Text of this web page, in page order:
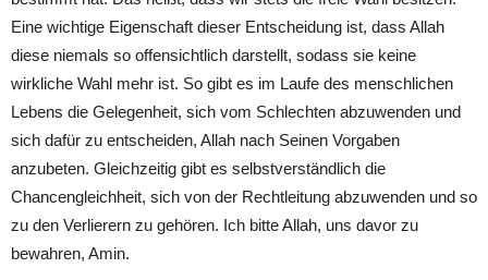
Eine wichtige Eigenschaft dieser Entscheidung ist, dass Allah
diese niemals so offensichtlich darstellt, sodass sie keine
wirkliche Wahl mehr ist. So gibt es im Laufe des menschlichen
Lebens die Gelegenheit, sich vom Schlechten abzuwenden und
sich dafür zu entscheiden, Allah nach Seinen Vorgaben
anzubeten. Gleichzeitig gibt es selbstverständlich die
Chancengleichheit, sich von der Rechtleitung abzuwenden und so
zu den Verlierern zu gehören. Ich bitte Allah, uns davor zu
bewahren, Amin.